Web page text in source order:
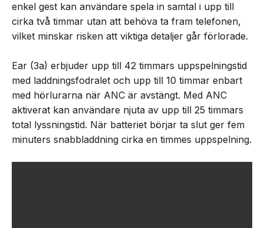
enkel gest kan användare spela in samtal i upp till
cirka två timmar utan att behöva ta fram telefonen,
vilket minskar risken att viktiga detaljer går förlorade.
Ear (3a) erbjuder upp till 42 timmars uppspelningstid
med laddningsfodralet och upp till 10 timmar enbart
med hörlurarna när ANC är avstängt. Med ANC
aktiverat kan användare njuta av upp till 25 timmars
total lyssningstid. När batteriet börjar ta slut ger fem
minuters snabbladdning cirka en timmes uppspelning.